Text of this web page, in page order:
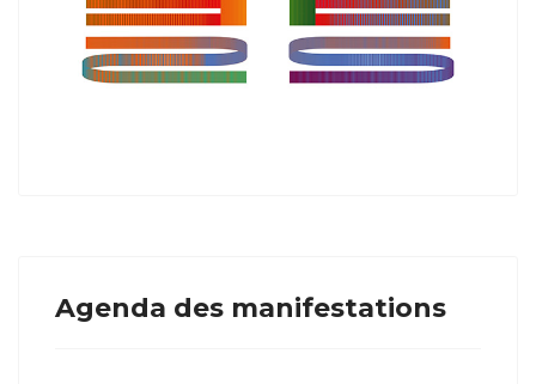
Agenda des manifestations